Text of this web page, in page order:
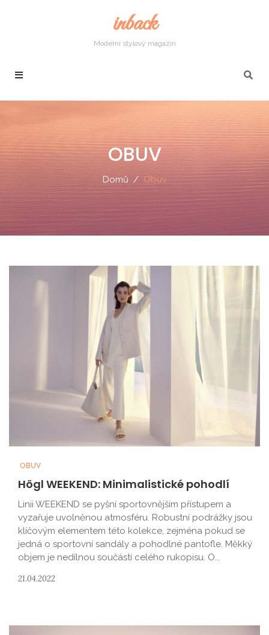
inback
Moderní stylový magazín
OBUV
Domů Obuv
OBUV
Högl WEEKEND: Minimalistické pohodlí
Linii WEEKEND se pyšní sportovnějším přístupem a
vyzařuje uvolněnou atmosféru. Robustní podrážky jsou
klíčovým elementem této kolekce, zejména pokud se
jedná o sportovní sandály a pohodlné pantofle. Měkký
objem je nedílnou součástí celého rukopisu. O...
21.04.2022